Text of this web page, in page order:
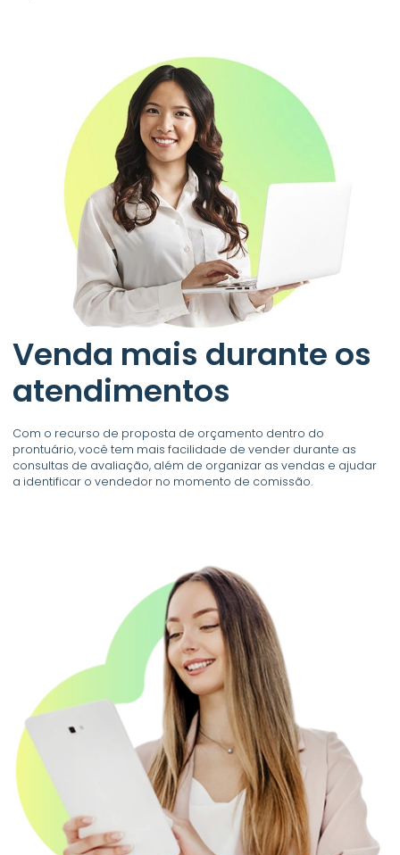
Venda mais durante os
atendimentos
Com o recurso de proposta de orçamento dentro do
prontuário, você tem mais facilidade de vender durante as
consultas de avaliação, além de organizar as vendas e ajudar
a identificar o vendedor no momento de comissão.